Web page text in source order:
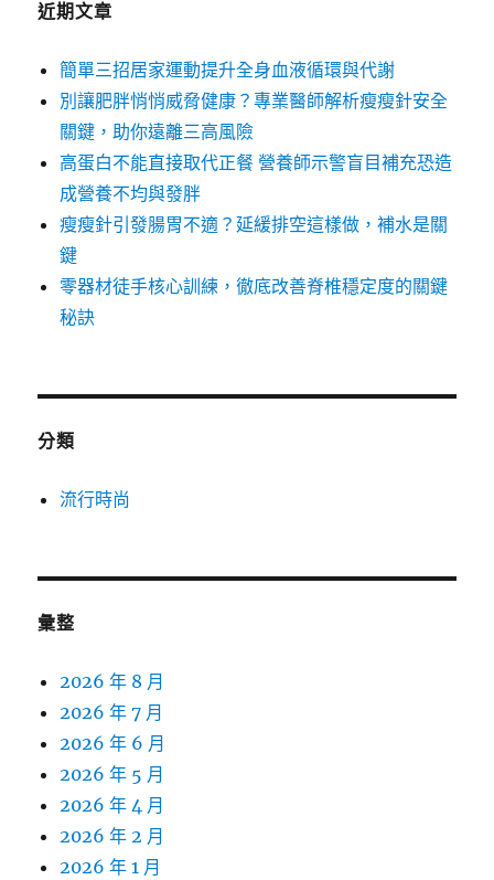
近期文章
簡單三招居家運動提升全身血液循環與代謝
別讓肥胖悄悄威脅健康？專業醫師解析瘦瘦針安全
關鍵，助你遠離三高風險
高蛋白不能直接取代正餐 營養師示警盲目補充恐造
成營養不均與發胖
瘦瘦針引發腸胃不適？延緩排空這樣做，補水是關
鍵
零器材徒手核心訓練，徹底改善脊椎穩定度的關鍵
秘訣
分類
流行時尚
彙整
2026 年 8 月
2026 年 7 月
2026 年 6 月
2026 年 5 月
2026 年 4 月
2026 年 2 月
2026 年 1 月